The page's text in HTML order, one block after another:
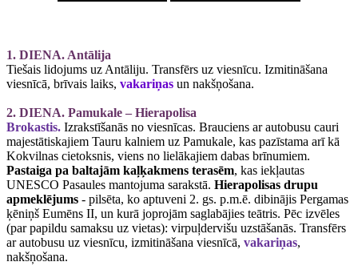
1. DIENA. Antālija
Tiešais lidojums uz Antāliju. Transfērs uz viesnīcu. Izmitināšana
viesnīcā, brīvais laiks, vakariņas un nakšņošana.
2. DIENA. Pamukale – Hierapolisa
Brokastis. Izrakstīšanās no viesnīcas. Brauciens ar autobusu cauri
majestātiskajiem Tauru kalniem uz Pamukale, kas pazīstama arī kā
Kokvilnas cietoksnis, viens no lielākajiem dabas brīnumiem.
Pastaiga pa baltajām kaļķakmens terasēm, kas iekļautas
UNESCO Pasaules mantojuma sarakstā. Hierapolisas drupu
apmeklējums - pilsēta, ko aptuveni 2. gs. p.m.ē. dibinājis Pergamas
ķēniņš Eumēns II, un kurā joprojām saglabājies teātris. Pēc izvēles
(par papildu samaksu uz vietas): virpuļdervišu uzstāšanās. Transfērs
ar autobusu uz viesnīcu, izmitināšana viesnīcā, vakariņas,
nakšņošana.